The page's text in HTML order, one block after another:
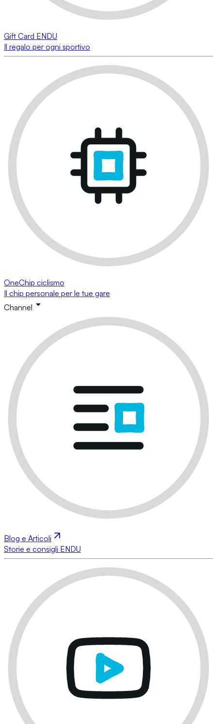
Gift Card ENDU
Il regalo per ogni sportivo
OneChip ciclismo
Il chip personale per le tue gare
Channel
Blog e Articoli
Storie e consigli ENDU